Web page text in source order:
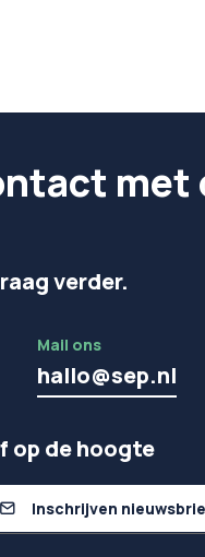
met
verder.
Mail ons
hallo@sep.nl
op de hoogte
Inschrijven